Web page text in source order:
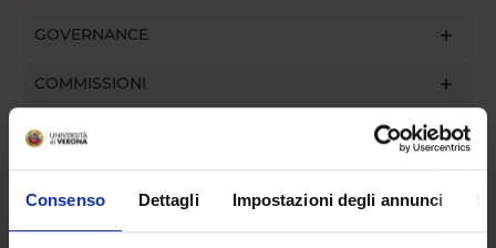
Consenso Dettagli Impostazioni degli annunci
GOVERNANCE
COMMISSIONI
UFFICI E STRUTTURE DI SERVIZIO
STRUTTURE DEL DIPARTIMENTO